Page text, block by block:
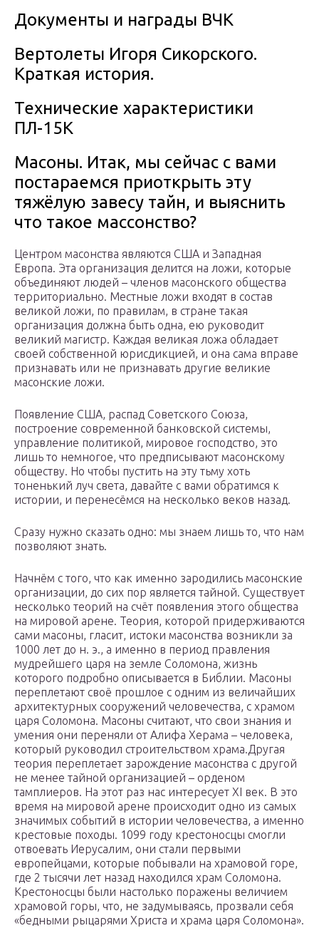
Документы и награды ВЧК
Вертолеты Игоря Сикорского.
Краткая история.
Технические характеристики
ПЛ-15К
Масоны. Итак, мы сейчас с вами
постараемся приоткрыть эту
тяжёлую завесу тайн, и выяснить
что такое массонство?
Центром масонства являются США и Западная
Европа. Эта организация делится на ложи, которые
объединяют людей – членов масонского общества
территориально. Местные ложи входят в состав
великой ложи, по правилам, в стране такая
организация должна быть одна, ею руководит
великий магистр. Каждая великая ложа обладает
своей собственной юрисдикцией, и она сама вправе
признавать или не признавать другие великие
масонские ложи.
Появление США, распад Советского Союза,
построение современной банковской системы,
управление политикой, мировое господство, это
лишь то немногое, что предписывают масонскому
обществу. Но чтобы пустить на эту тьму хоть
тоненький луч света, давайте с вами обратимся к
истории, и перенесёмся на несколько веков назад.
Сразу нужно сказать одно: мы знаем лишь то, что нам
позволяют знать.
Начнём с того, что как именно зародились масонские
организации, до сих пор является тайной. Существует
несколько теорий на счёт появления этого общества
на мировой арене. Теория, которой придерживаются
сами масоны, гласит, истоки масонства возникли за
1000 лет до н. э., а именно в период правления
мудрейшего царя на земле Соломона, жизнь
которого подробно описывается в Библии. Масоны
переплетают своё прошлое с одним из величайших
архитектурных сооружений человечества, с храмом
царя Соломона. Масоны считают, что свои знания и
умения они переняли от Алифа Херама – человека,
который руководил строительством храма.Другая
теория переплетает зарождение масонства с другой
не менее тайной организацией – орденом
тамплиеров. На этот раз нас интересует XI век. В это
время на мировой арене происходит одно из самых
значимых событий в истории человечества, а именно
крестовые походы. 1099 году крестоносцы смогли
отвоевать Иерусалим, они стали первыми
европейцами, которые побывали на храмовой горе,
где 2 тысячи лет назад находился храм Соломона.
Крестоносцы были настолько поражены величием
храмовой горы, что, не задумываясь, прозвали себя
«бедными рыцарями Христа и храма царя Соломона».